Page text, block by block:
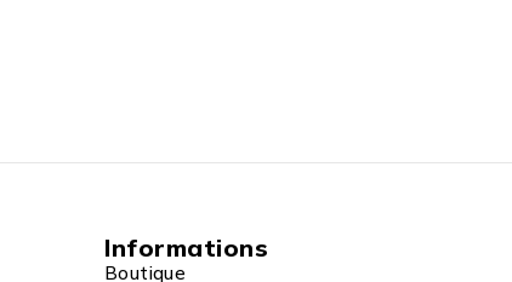
Informations
Boutique